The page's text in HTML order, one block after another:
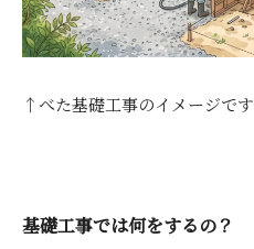
↑べた基礎工事のイメージです
基礎工事では何をするの？